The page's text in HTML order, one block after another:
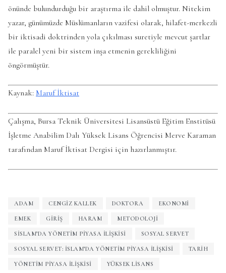
önünde bulundurduğu bir araştırma ile dahil olmuştur. Nitekim
yazar, günümüzde Müslümanların vazifesi olarak, hilafet-merkezli
bir iktisadi doktrinden yola çıkılması suretiyle mevcut şartlar
ile paralel yeni bir sistem inşa etmenin gerekliliğini
öngörmüştür.
Kaynak: Maruf İktisat
Çalışma, Bursa Teknik Üniversitesi Lisansüstü Eğitim Enstitüsü
İşletme Anabilim Dalı Yüksek Lisans Öğrencisi Merve Karaman
tarafından Maruf İktisat Dergisi için hazırlanmıştır.
ADAM CENGIZ KALLEK DOKTORA EKONOMI
EMEK GIRIŞ HARAM METODOLOJI
SİSLAM’DA YÖNETIM PIYASA İLIŞKISI SOSYAL SERVET
SOSYAL SERVET: İSLAM’DA YÖNETIM PIYASA İLIŞKISI TARIH
YÖNETIM PIYASA İLIŞKISI YÜKSEK LISANS